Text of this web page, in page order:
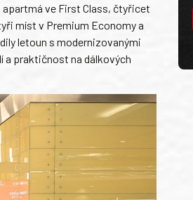
ve First Class, čtyřicet
míst v Premium Economy a
letoun s modernizovanými
a praktičnost na dálkových